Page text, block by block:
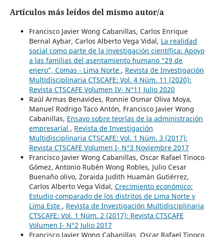
Artículos más leídos del mismo autor/a
Francisco Javier Wong Cabanillas, Carlos Enrique
Bernal Aybar, Carlos Alberto Vega Vidal, La realidad
social como parte de la investigación científica: Apoyo
a las familias del asentamiento humano “29 de
enero”, Comas - Lima Norte , Revista de Investigación
Multidisciplinaria CTSCAFE: Vol. 4 Núm. 11 (2020):
Revista CTSCAFE Volumen IV- N°11 Julio 2020
Raúl Armas Benavides, Ronnie Osmar Oliva Moya,
Manuel Rodrigo Taco Antón, Francisco Javier Wong
Cabanillas, Ensayo sobre teorías de la administración
empresarial , Revista de Investigación
Multidisciplinaria CTSCAFE: Vol. 1 Núm. 3 (2017):
Revista CTSCAFE Volumen I- N°3 Noviembre 2017
Francisco Javier Wong Cabanillas, Oscar Rafael Tinoco
Gómez, Antonio Rubén Wong Robles, Julio Cesar
Buenaño olivo, Zoraida Judith Huamán Gutiérrez,
Carlos Alberto Vega Vidal, Crecimiento económico:
Estudio comparado de los distritos de Lima Norte y
Lima Este , Revista de Investigación Multidisciplinaria
CTSCAFE: Vol. 1 Núm. 2 (2017): Revista CTSCAFE
Volumen I- N°2 Julio 2017
Francisco Javier Wong Cabanillas, Oscar Rafael Tinoco